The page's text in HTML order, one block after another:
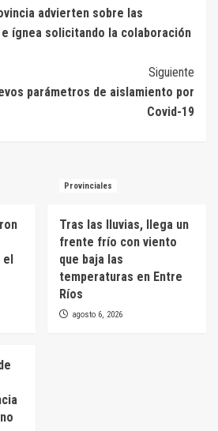
advierten sobre las
ígnea solicitando la colaboración
Siguiente
parámetros de aislamiento por
Covid-19
el
Provinciales
Tras las lluvias, llega un
frente frío con viento
que baja las
temperaturas en Entre
Ríos
agosto 6, 2026